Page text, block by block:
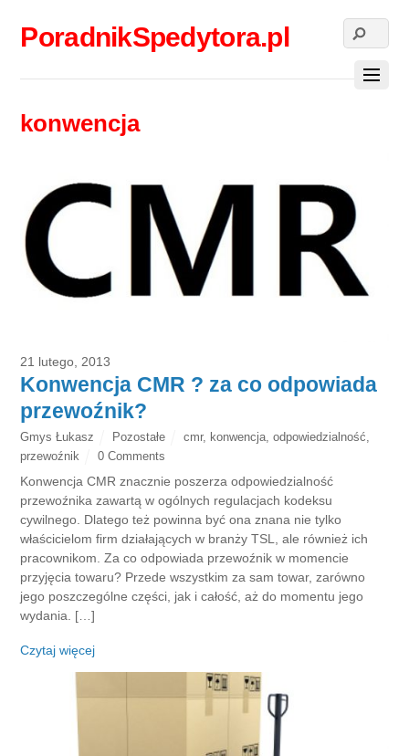
PoradnikSpedytora.pl
konwencja
21 lutego, 2013
Konwencja CMR ? za co odpowiada
przewoźnik?
Gmys Łukasz Pozostałe cmr, konwencja, odpowiedzialność
przewoźnik
0 Comments
Konwencja CMR znacznie poszerza odpowiedzialność
przewoźnika zawartą w ogólnych regulacjach kodeksu
cywilnego. Dlatego też powinna być ona znana nie tylko
właścicielom firm działających w branży TSL, ale również ich
pracownikom. Za co odpowiada przewoźnik w momencie
przyjęcia towaru? Przede wszystkim za sam towar, zarówno
jego poszczególne części, jak i całość, aż do momentu jego
wydania. […]
Czytaj więcej